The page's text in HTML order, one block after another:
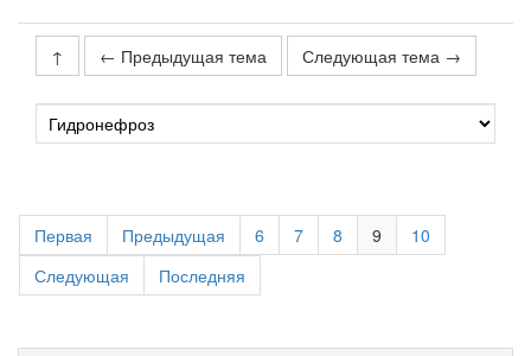
↑ ← Предыдущая тема Следующая тема →
Первая Предыдущая 6 7 8 9
10
Следующая
Последняя